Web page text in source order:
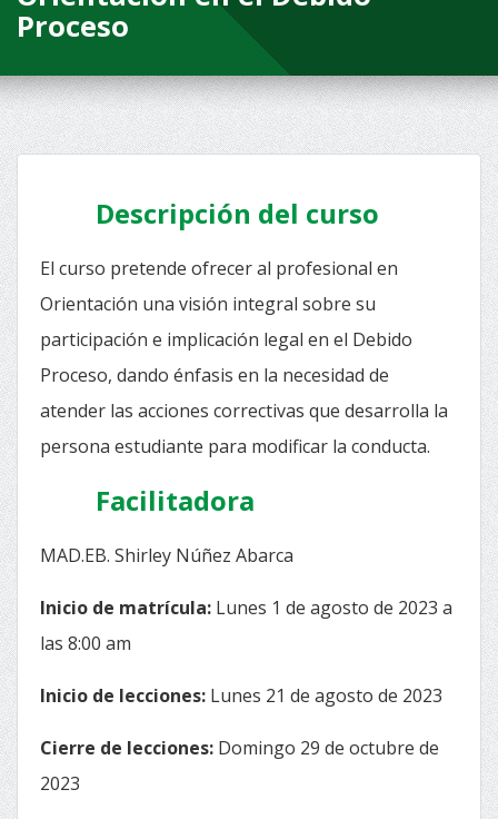
Proceso
Descripción del curso
El curso pretende ofrecer al profesional en
Orientación una visión integral sobre su
participación e implicación legal en el Debido
Proceso, dando énfasis en la necesidad de
atender las acciones correctivas que desarrolla la
persona estudiante para modificar la conducta.
Facilitadora
MAD.EB. Shirley Núñez Abarca
Inicio de matrícula: Lunes 1 de agosto de 2023 a
las 8:00 am
Inicio de lecciones: Lunes 21 de agosto de 2023
Cierre de lecciones: Domingo 29 de octubre de
2023